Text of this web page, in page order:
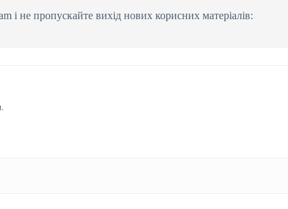
і не пропускайте вихід нових корисних матеріалів: